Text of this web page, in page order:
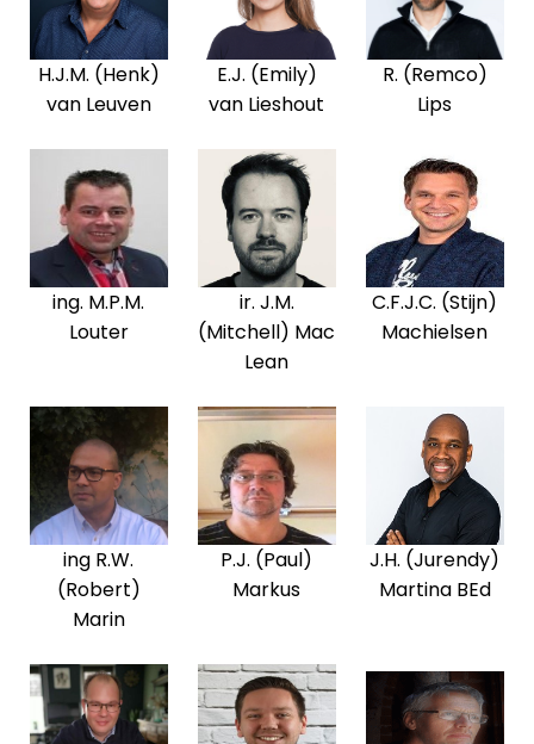
H.J.M. (Henk)
van Leuven
E.J. (Emily)
van Lieshout
R. (Remco)
Lips
ing. M.P.M.
Louter
ir. J.M.
(Mitchell) Mac
Lean
C.F.J.C. (Stijn)
Machielsen
ing R.W.
(Robert)
Marin
P.J. (Paul)
Markus
J.H. (Jurendy)
Martina BEd